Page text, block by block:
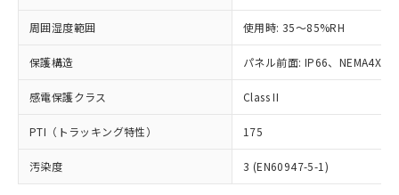
周囲湿度範囲 使用時: 35～85%RH
保護構造 パネル前面: IP66、NEMA4X,
感電保護クラス Class II
PTI（トラッキング特性） 175
汚染度 3 (EN60947-5-1)
お客様が当ウェブサイト上で当社にご
登録された部品リストについて、当社
および当社の共同利用者が、当社の製
品・サービスに関するお客様との取
引・商談に必要な範囲で利用すること
をご了承ください。
※当社の共同利用者とは、"個人情報
の「1.共同利
用者の範囲」に記載されている法人を
※3 非含有証明書ダウンロード
下記の非含有証明書をダウンロードするこ
とができます。
EU RoHS指令（10物質）の非含有証明書
51物質の非含有証明書（当社基準）
※本証明書は発行日時点で非含有を証明す
「－」：未確認です。当社販売部門へお問
い合わせください。